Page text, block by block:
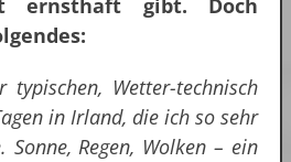
ernsthaft gibt. Doch
Wetter-technisch
in Irland, die ich so sehr
Regen, Wolken – ein